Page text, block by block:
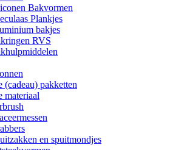
Bakvormen
Plankjes
bakjes
RVS
(cadeau) pakketten
materiaal
en spuitmondjes